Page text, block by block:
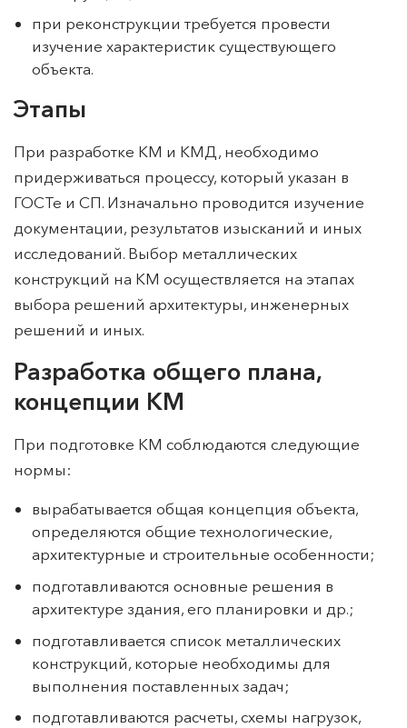
при реконструкции требуется провести
изучение характеристик существующего
объекта.
Этапы
При разработке КМ и КМД, необходимо
придерживаться процессу, который указан в
ГОСТе и СП. Изначально проводится изучение
документации, результатов изысканий и иных
исследований. Выбор металлических
конструкций на КМ осуществляется на этапах
выбора решений архитектуры, инженерных
решений и иных.
Разработка общего плана,
концепции КМ
При подготовке КМ соблюдаются следующие
нормы:
вырабатывается общая концепция объекта,
определяются общие технологические,
архитектурные и строительные особенности;
подготавливаются основные решения в
архитектуре здания, его планировки и др.;
подготавливается список металлических
конструкций, которые необходимы для
выполнения поставленных задач;
подготавливаются расчеты, схемы нагрузок,